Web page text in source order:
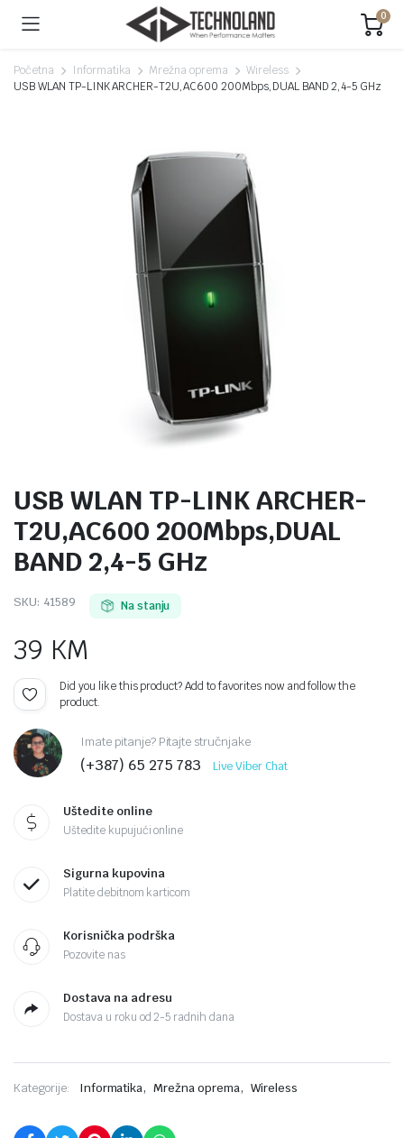
0
Početna Informatika Mrežna oprema
Wireless
USB WLAN TP-LINK ARCHER-T2U,AC600 200Mbps,DUAL BAND 2,4-5 GHz
USB WLAN TP-LINK ARCHER-
T2U,AC600 200Mbps,DUAL
BAND 2,4-5 GHz
SKU: 41589 Na stanju
39 KM
Did you like this product? Add to favorites now and follow the
product.
Imate pitanje? Pitajte stručnjake
(+387) 65 275 783 Live Viber Chat
Uštedite online
Uštedite kupujući online
Sigurna kupovina
Platite debitnom karticom
Korisnička podrška
Pozovite nas
Dostava na adresu
Dostava u roku od 2-5 radnih dana
Kategorije: Informatika, Mrežna oprema, Wireless